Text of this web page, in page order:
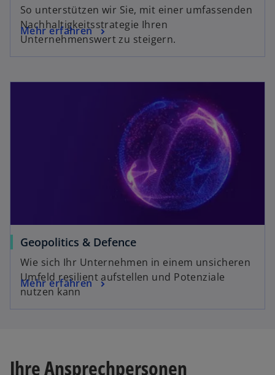
So unterstützen wir Sie, mit einer umfassenden
Nachhaltigkeitsstrategie Ihren
Unternehmenswert zu steigern.
Mehr erfahren
Geopolitics & Defence
Wie sich Ihr Unternehmen in einem unsicheren
Umfeld resilient aufstellen und Potenziale
nutzen kann
Mehr erfahren
Ihre Ansprechpersonen